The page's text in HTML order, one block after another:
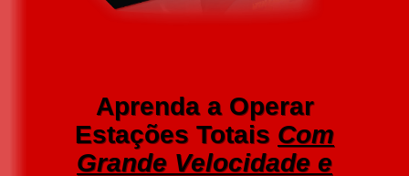
Aprenda a Operar
Estações Totais Com
Grande Velocidade e